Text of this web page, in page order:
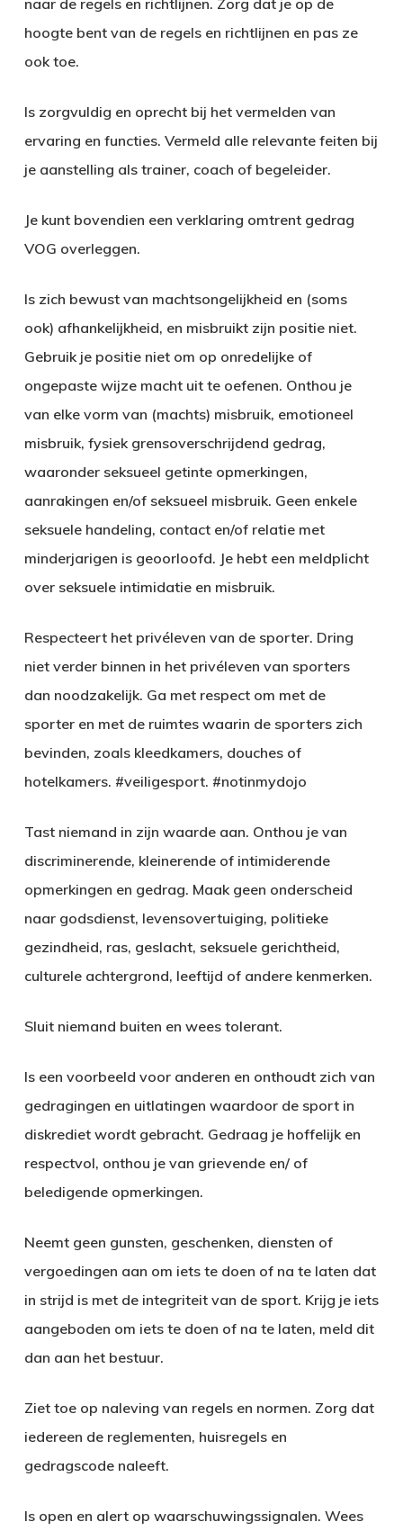
naar de regels en richtlijnen. Zorg dat je op de
hoogte bent van de regels en richtlijnen en pas ze
ook toe.
Is zorgvuldig en oprecht bij het vermelden van
ervaring en functies. Vermeld alle relevante feiten bij
je aanstelling als trainer, coach of begeleider.
Je kunt bovendien een verklaring omtrent gedrag
VOG overleggen.
Is zich bewust van machtsongelijkheid en (soms
ook) afhankelijkheid, en misbruikt zijn positie niet.
Gebruik je positie niet om op onredelijke of
ongepaste wijze macht uit te oefenen. Onthou je
van elke vorm van (machts) misbruik, emotioneel
misbruik, fysiek grensoverschrijdend gedrag,
waaronder seksueel getinte opmerkingen,
aanrakingen en/of seksueel misbruik. Geen enkele
seksuele handeling, contact en/of relatie met
minderjarigen is geoorloofd. Je hebt een meldplicht
over seksuele intimidatie en misbruik.
Respecteert het privéleven van de sporter. Dring
niet verder binnen in het privéleven van sporters
dan noodzakelijk. Ga met respect om met de
sporter en met de ruimtes waarin de sporters zich
bevinden, zoals kleedkamers, douches of
hotelkamers. #veiligesport. #notinmydojo
Tast niemand in zijn waarde aan. Onthou je van
discriminerende, kleinerende of intimiderende
opmerkingen en gedrag. Maak geen onderscheid
naar godsdienst, levensovertuiging, politieke
gezindheid, ras, geslacht, seksuele gerichtheid,
culturele achtergrond, leeftijd of andere kenmerken.
Sluit niemand buiten en wees tolerant.
Is een voorbeeld voor anderen en onthoudt zich van
gedragingen en uitlatingen waardoor de sport in
diskrediet wordt gebracht. Gedraag je hoffelijk en
respectvol, onthou je van grievende en/ of
beledigende opmerkingen.
Neemt geen gunsten, geschenken, diensten of
vergoedingen aan om iets te doen of na te laten dat
in strijd is met de integriteit van de sport. Krijg je iets
aangeboden om iets te doen of na te laten, meld dit
dan aan het bestuur.
Ziet toe op naleving van regels en normen. Zorg dat
iedereen de reglementen, huisregels en
gedragscode naleeft.
Is open en alert op waarschuwingssignalen. Wees